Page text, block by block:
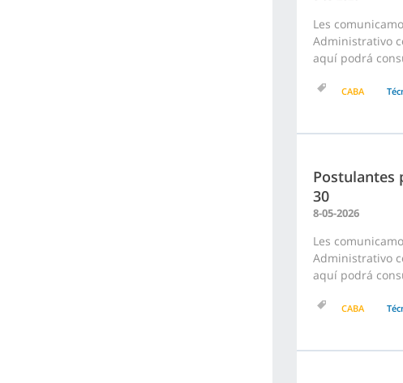
Les
Administrativo
aquí podrá
CABA
Postulantes
30
8-05-2026
Les
Administrativo
aquí podrá
CABA